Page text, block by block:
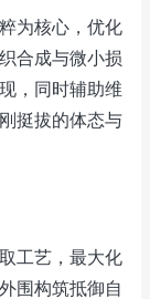
为核心，优化
合成与微小损
，同时辅助维
挺拔的体态与
工艺，最大化
围构筑抵御自